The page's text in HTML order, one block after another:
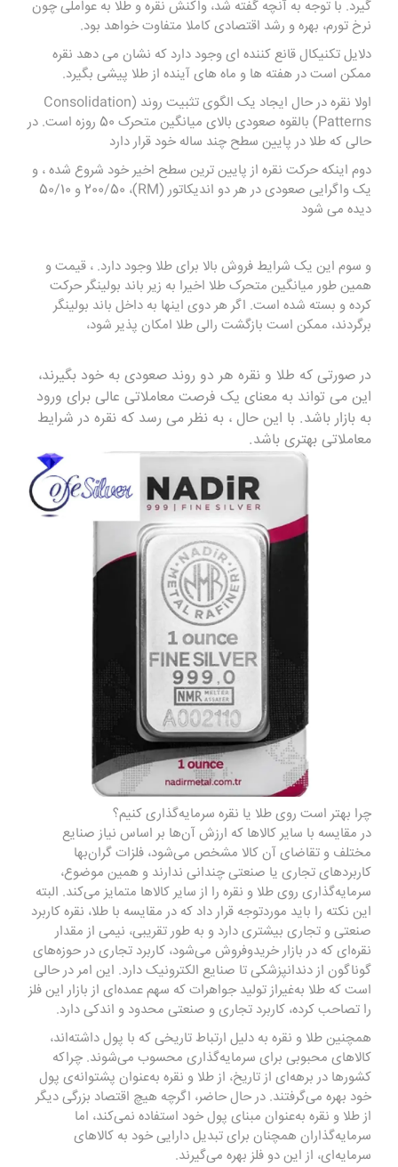
گیرد. با توجه به آنچه گفته شد، واکنش نقره و طلا به عواملی چون
نرخ تورم، بهره و رشد اقتصادی کاملا متفاوت خواهد بود.
دلایل تکنیکال قانع کننده ای وجود دارد که نشان می دهد نقره
ممکن است در هفته ها و ماه های آینده از طلا پیشی بگیرد.
اولا نقره در حال ایجاد یک الگوی تثبیت روند (Consolidation
Patterns) بالقوه صعودی بالای میانگین متحرک 50 روزه است. در
حالی که طلا در پایین سطح چند ساله خود قرار دارد
دوم اینکه حرکت نقره از پایین ترین سطح اخیر خود شروع شده ، و
یک واگرایی صعودی در هر دو اندیکاتور (RM)، 200/50 و 50/10
دیده می شود
و سوم این یک شرایط فروش بالا برای طلا وجود دارد. ، قیمت و
همین طور میانگین متحرک طلا اخیرا به زیر باند بولینگر حرکت
کرده و بسته شده است. اگر هر دوی اینها به داخل باند بولینگر
برگردند، ممکن است بازگشت رالی طلا امکان پذیر شود،
در صورتی که طلا و نقره هر دو روند صعودی به خود بگیرند،
این می تواند به معنای یک فرصت معاملاتی عالی برای ورود
به بازار باشد. با این حال ، به نظر می رسد که نقره در شرایط
معاملاتی بهتری باشد.
چرا بهتر است روی طلا یا نقره سرمایه‌گذاری کنیم؟
در مقایسه با سایر کالاها که ارزش آن‌ها بر اساس نیاز صنایع
مختلف و تقاضای آن کالا مشخص می‌شود، فلزات گران‌بها
کاربردهای تجاری یا صنعتی چندانی ندارند و همین موضوع،
سرمایه‌گذاری روی طلا و نقره را از سایر کالاها متمایز می‌کند. البته
این نکته را باید موردتوجه قرار داد که در مقایسه با طلا، نقره کاربرد
صنعتی و تجاری بیشتری دارد و به طور تقریبی، نیمی از مقدار
نقره‌ای که در بازار خریدوفروش می‌شود، کاربرد تجاری در حوزه‌های
گوناگون از دندانپزشکی تا صنایع الکترونیک دارد. این امر در حالی
است که طلا به‌غیراز تولید جواهرات که سهم عمده‌ای از بازار این فلز
را تصاحب کرده، کاربرد تجاری و صنعتی محدود و اندکی دارد.
همچنین طلا و نقره به دلیل ارتباط تاریخی که با پول داشته‌‌‌‌‌‌‌‌‌‌‌‌‌‌‌‌‌‌‌‌‌‌‌‌‌‌‌اند،
کالاهای محبوبی برای سرمایه‌گذاری محسوب می‌شوند. چراکه
کشورها در برهه‌ای از تاریخ، از طلا و نقره به‌‌‌‌‌‌‌‌‌‌‌‌‌‌‌‌‌‌‌‌‌‌‌‌‌‌‌عنوان پشتوانه‌‌‌‌‌‌‌‌‌‌‌‌‌‌‌‌‌‌‌‌‌‌‌‌‌‌‌ی پول
خود بهره می‌گرفتند. در حال حاضر، اگرچه هیچ اقتصاد بزرگی دیگر
از طلا و نقره به‌عنوان مبنای پول خود استفاده نمی‌کند، اما
سرمایه‌گذاران همچنان برای تبدیل دارایی خود به کالاهای
سرمایه‌ای، از این دو فلز بهره می‌گیرند.